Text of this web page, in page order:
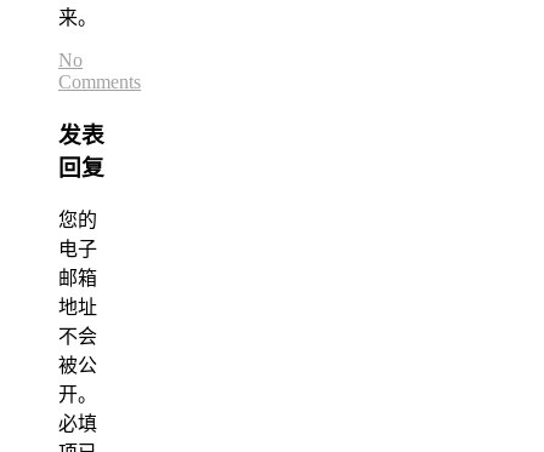
来。
No
Comments
发表
回复
您的
电子
邮箱
地址
不会
被公
开。
必填